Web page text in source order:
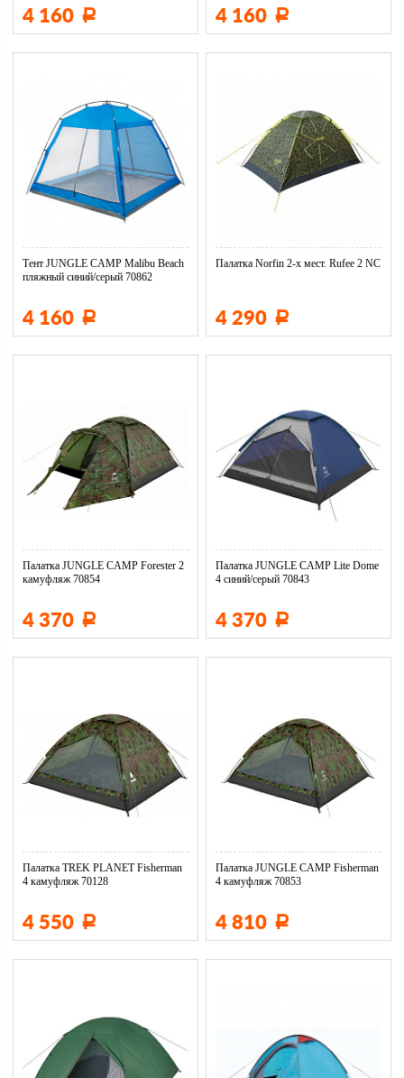
4 160 Р 4 160 Р
Тент JUNGLE CAMP Malibu Beach
пляжный синий/серый 70862
4 160 Р
Палатка Norfin 2-х мест. Rufee 2 NC
4 290 Р
Палатка JUNGLE CAMP Forester 2
камуфляж 70854
4 370 Р
Палатка JUNGLE CAMP Lite Dome
4 синий/серый 70843
4 370 Р
Палатка TREK PLANET Fisherman
4 камуфляж 70128
4 550 Р
Палатка JUNGLE CAMP Fisherman
4 камуфляж 70853
4 810 Р